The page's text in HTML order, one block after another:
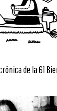
de la 61